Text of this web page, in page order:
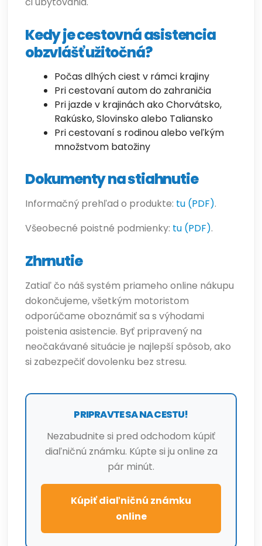
Kedy je cestovná asistencia
obzvlášť užitočná?
Počas dlhých ciest v rámci krajiny
Pri cestovaní autom do zahraničia
Pri jazde v krajinách ako Chorvátsko,
Rakúsko, Slovinsko alebo Taliansko
Pri cestovaní s rodinou alebo veľkým
množstvom batožiny
Dokumenty na stiahnutie
Informačný prehľad o produkte: tu (PDF).
Všeobecné poistné podmienky: tu (PDF).
Zhrnutie
Zatiaľ čo náš systém priameho online nákupu
dokončujeme, všetkým motoristom
odporúčame oboznámiť sa s výhodami
poistenia asistencie. Byť pripravený na
neočakávané situácie je najlepší spôsob, ako
si zabezpečiť dovolenku bez stresu.
PRIPRAVTE SA NA CESTU!
Nezabudnite si pred odchodom kúpiť
diaľničnú známku. Kúpte si ju online za
pár minút.
Kúpiť diaľničnú známku
online